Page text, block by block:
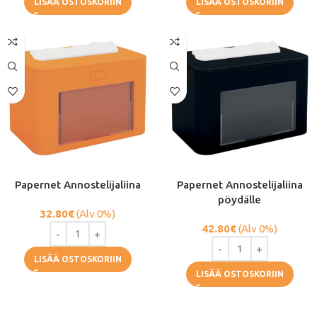
Papernet Annostelijaliina
32.80€(Alv 0%)
LISÄÄ OSTOSKORIIN
Papernet Annostelijaliina
pöydälle
42.80€(Alv 0%)
LISÄÄ OSTOSKORIIN